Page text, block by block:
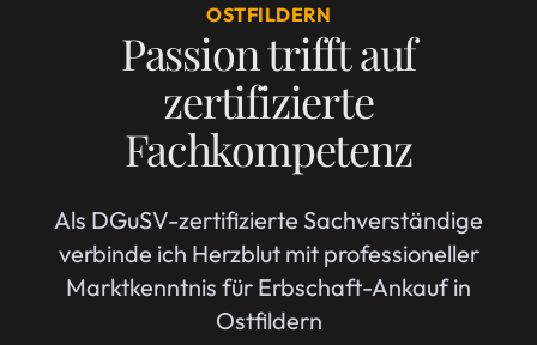
OSTFILDERN
Passion trifft auf
zertifizierte
Fachkompetenz
Als DGuSV-zertifizierte Sachverständige
verbinde ich Herzblut mit professioneller
Marktkenntnis für Erbschaft-Ankauf in
Ostfildern